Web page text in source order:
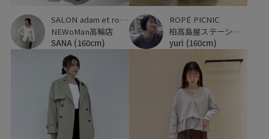
SALON adam et ropé
NEWoMan高輪店
SANA (160cm)
ROPÉ PICNIC
柏高島屋ステーションモール
yuri (160cm)